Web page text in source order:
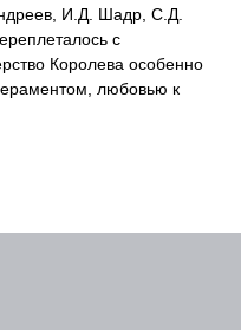
И.Д. Шадр, С.Д.
с
Королева особенно
любовью к